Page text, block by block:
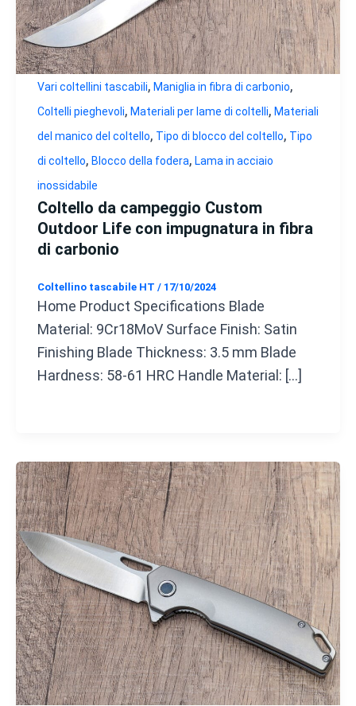
Vari coltellini tascabili, Maniglia in fibra di carbonio,
Coltelli pieghevoli, Materiali per lame di coltelli, Materiali
del manico del coltello, Tipo di blocco del coltello, Tipo
di coltello, Blocco della fodera, Lama in acciaio
inossidabile
Coltello da campeggio Custom
Outdoor Life con impugnatura in fibra
di carbonio
Coltellino tascabile HT / 17/10/2024
Home Product Specifications Blade
Material: 9Cr18MoV Surface Finish: Satin
Finishing Blade Thickness: 3.5 mm Blade
Hardness: 58-61 HRC Handle Material: […]